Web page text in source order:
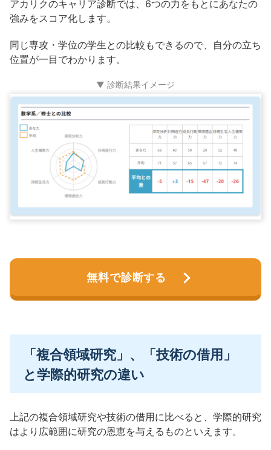
アカリクのキャリア診断では、6つの力をもとにあなたの
強みをスコア化します。
同じ専攻・学位の学生との比較もできるので、自分の立ち
位置が一目でわかります。
▼ 診断結果イメージ
無料で診断する
「複合領域研究」、「技術の借用」
と学際的研究の違い
上記の複合領域研究や技術の借用に比べると、学際的研究
はより広範囲に研究の恩恵を与えるものといえます。